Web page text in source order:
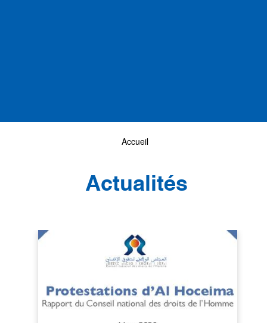
Accueil
Actualités